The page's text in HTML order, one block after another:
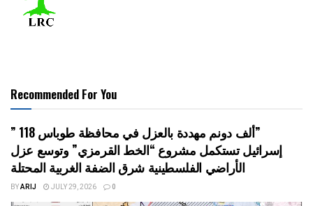
Recommended For You
” 118 ألف دونم مهددة بالعزل في محافظة طوباس”
إسرائيل تستكمل مشروع “الخط القرمزي” وتوسع عزل
الأراضي الفلسطينية شرق الضفة الغربية المحتلة
BYARIJ JULY 29, 2026 0